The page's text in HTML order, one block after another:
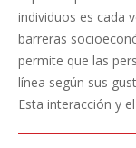
individuos es cada
barreras
permite que las
línea según sus
Esta interacción y